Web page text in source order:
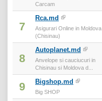
Carcam
7
Rca.md
Asigurari Online in Moldova
(Chisinau)
8
Autoplanet.md
Anvelope si cauciucuri in
Chisinau si Moldova d...
9 Bigshop.md
Big SHOP